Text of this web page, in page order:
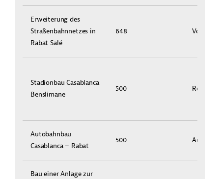
Erweiterung des
Straßenbahnnetzes in
RabatSalé
648
Stadionbau Casablanca
Benslimane
500
Autobahnbau
Casablanca – Rabat
500
Bau einer Anlage zur